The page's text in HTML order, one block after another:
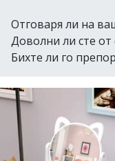
Отговаря ли на
Доволни ли сте
Бихте ли го